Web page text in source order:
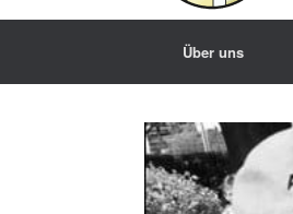
Über uns